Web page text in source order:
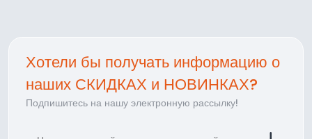
Хотели бы получать информацию о
наших СКИДКАХ и НОВИНКАХ?
Подпишитесь на нашу электронную рассылку!